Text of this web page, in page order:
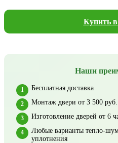
Купить
Наши
Бесплатная доставка
Монтаж двери от 3 500 руб.
Изготовление дверей от 6
Любые варианты тепло-
уплотнения